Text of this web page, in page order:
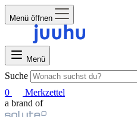
Menü öffnen
Menü
Suche
0
Merkzettel
a brand of